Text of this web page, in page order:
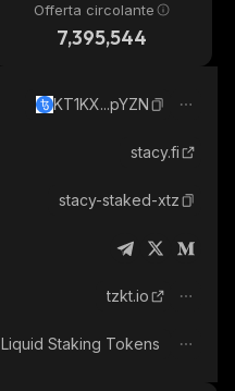
Offerta circolante
7,395,544
KT1KX...pYZN
stacy.fi
stacy-staked-xtz
tzkt.io
Liquid Staking Tokens